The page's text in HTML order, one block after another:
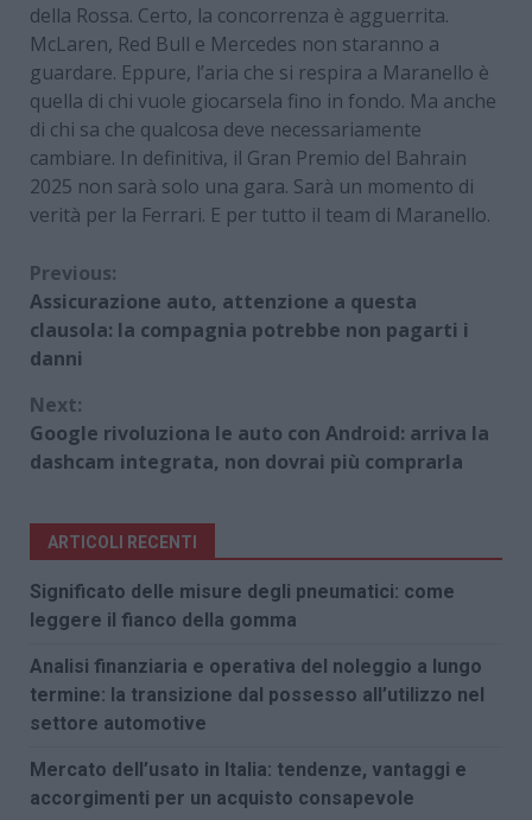
della Rossa. Certo, la concorrenza è agguerrita.
McLaren, Red Bull e Mercedes non staranno a
guardare. Eppure, l’aria che si respira a Maranello è
quella di chi vuole giocarsela fino in fondo. Ma anche
di chi sa che qualcosa deve necessariamente
cambiare. In definitiva, il Gran Premio del Bahrain
2025 non sarà solo una gara. Sarà un momento di
verità per la Ferrari. E per tutto il team di Maranello.
Continue
Reading
Previous:
Assicurazione auto, attenzione a questa
clausola: la compagnia potrebbe non pagarti i
danni
Next:
Google rivoluziona le auto con Android: arriva la
dashcam integrata, non dovrai più comprarla
ARTICOLI RECENTI
Significato delle misure degli pneumatici: come
leggere il fianco della gomma
Analisi finanziaria e operativa del noleggio a lungo
termine: la transizione dal possesso all’utilizzo nel
settore automotive
Mercato dell’usato in Italia: tendenze, vantaggi e
accorgimenti per un acquisto consapevole